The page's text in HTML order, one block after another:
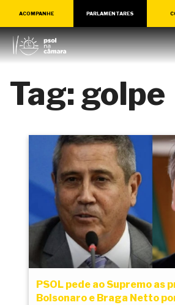
ACOMPANHE PARLAMENTARES
Tag: golpe
PSOL pede ao Supremo as
Bolsonaro e Braga Netto